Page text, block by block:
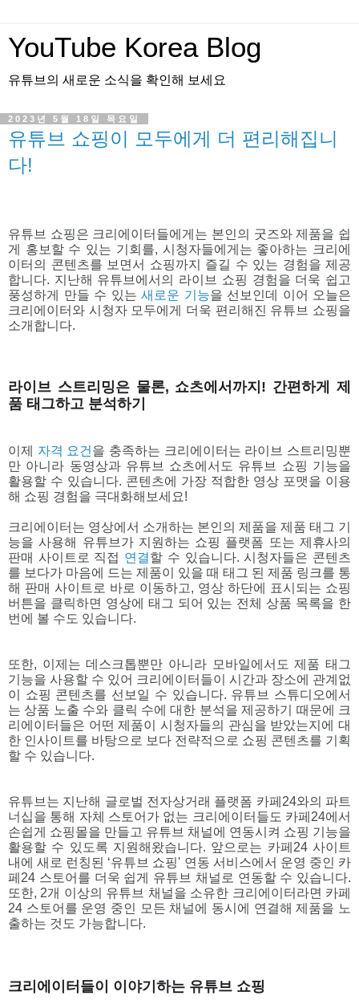
YouTube Korea Blog
유튜브의 새로운 소식을 확인해 보세요
2023년 5월 18일 목요일
유튜브 쇼핑이 모두에게 더 편리해집니
다!
유튜브 쇼핑은 크리에이터들에게는 본인의 굿즈와 제품을 쉽
게 홍보할 수 있는 기회를, 시청자들에게는 좋아하는 크리에
이터의 콘텐츠를 보면서 쇼핑까지 즐길 수 있는 경험을 제공
합니다. 지난해 유튜브에서의 라이브 쇼핑 경험을 더욱 쉽고
풍성하게 만들 수 있는 새로운 기능을 선보인데 이어 오늘은
크리에이터와 시청자 모두에게 더욱 편리해진 유튜브 쇼핑을
소개합니다.
라이브 스트리밍은 물론, 쇼츠에서까지! 간편하게 제
품 태그하고 분석하기
이제 자격 요건 을 충족하는 크리에이터는 라이브 스트리밍뿐
만 아니라 동영상과 유튜브 쇼츠에서도 유튜브 쇼핑 기능을
활용할 수 있습니다. 콘텐츠에 가장 적합한 영상 포맷을 이용
해 쇼핑 경험을 극대화해보세요!
크리에이터는 영상에서 소개하는 본인의 제품을 제품 태그 기
능을 사용해 유튜브가 지원하는 쇼핑 플랫폼 또는 제휴사의
판매 사이트로 직접 연결할 수 있습니다. 시청자들은 콘텐츠
를 보다가 마음에 드는 제품이 있을 때 태그 된 제품 링크를 통
해 판매 사이트로 바로 이동하고, 영상 하단에 표시되는 쇼핑
버튼을 클릭하면 영상에 태그 되어 있는 전체 상품 목록을 한
또한, 이제는 데스크톱뿐만 아니라 모바일에서도 제품 태그
기능을 사용할 수 있어 크리에이터들이 시간과 장소에 관계없
이 쇼핑 콘텐츠를 선보일 수 있습니다. 유튜브 스튜디오에서
는 상품 노출 수와 클릭 수에 대한 분석을 제공하기 때문에 크
리에이터들은 어떤 제품이 시청자들의 관심을 받았는지에 대
한 인사이트를 바탕으로 보다 전략적으로 쇼핑 콘텐츠를 기획
유튜브는 지난해 글로벌 전자상거래 플랫폼 카페24와의 파트
너십을 통해 자체 스토어가 없는 크리에이터들도 카페24에서
손쉽게 쇼핑몰을 만들고 유튜브 채널에 연동시켜 쇼핑 기능을
활용할 수 있도록 지원해왔습니다. 앞으로는 카페24 사이트
내에 새로 런칭된 ‘유튜브 쇼핑' 연동 서비스에서 운영 중인 카
페24 스토어를 더욱 쉽게 유튜브 채널로 연동할 수 있습니다.
또한, 2개 이상의 유튜브 채널을 소유한 크리에이터라면 카페
24 스토어를 운영 중인 모든 채널에 동시에 연결해 제품을 노
출하는 것도 가능합니 다.
크리에이터들이 이야기하는 유튜브 쇼핑